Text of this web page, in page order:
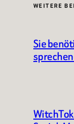
WEITERE
Sie